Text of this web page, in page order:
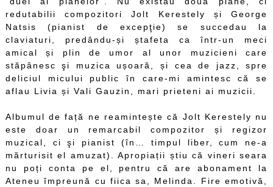
redutabilii compozitori Jolt Kerestely și George
Natsis (pianist de excepţie) se succedau la
claviaturi, predându-și ștafeta ca într-un meci
amical și plin de umor al unor muzicieni care
stăpânesc şi muzica ușoară, și cea de jazz, spre
deliciul micului public în care-mi amintesc că se
aflau Livia și Vali Gauzin, mari prieteni ai muzicii.
Albumul de față ne reamintește că Jolt Kerestely nu
este doar un remarcabil compozitor și regizor
muzical, ci şi pianist (în… timpul liber, cum ne-a
mărturisit el amuzat). Apropiații știu că vineri seara
nu poți conta pe el, pentru că are abonament la
Ateneu împreună cu fiica sa, Melinda. Fire emotivă,